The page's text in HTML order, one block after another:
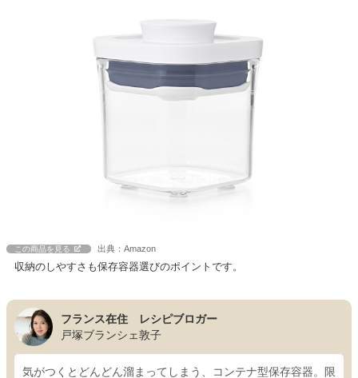
この商品を見る 出典：Amazon
収納のしやすさも保存容器選びのポイントです。
フランス在住 レシピブロガー
戸塚ブランシェ敦子
気がつくとどんどん溜まってしまう、コンテナ型保存容器。限